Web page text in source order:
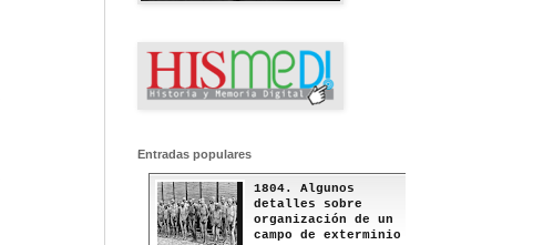
Entradas populares
1804. Algunos
detalles sobre
organización de un
campo de exterminio